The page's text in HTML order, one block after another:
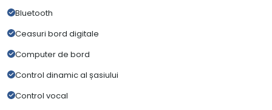
Bluetooth
Ceasuri bord digitale
Computer de bord
Control dinamic al șasiului
Control vocal